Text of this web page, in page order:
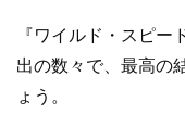
『ワイルド・スピ
出の数々で、最高の
ょう。